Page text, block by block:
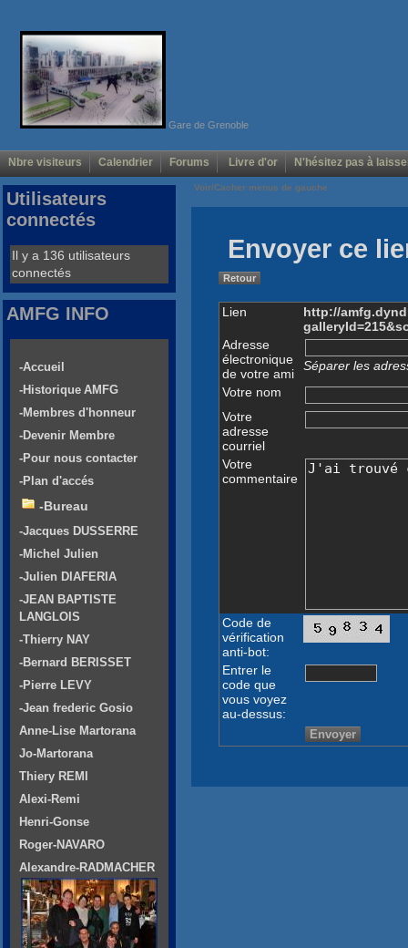
Gare de Grenoble
Nbre visiteurs Calendrier Forums Livre d'or N'hésitez pas à
Voir/Cacher menus de gauche
Envoyer ce
Retour
Lien
http://
Adresse
électronique
de votre ami
Séparer les
Votre nom
Votre
adresse
courriel
Votre
commentaire
Code de
vérification
anti-bot:
Entrer le
code que
vous voyez
au-dessus:
Utilisateurs
connectés
Il y a 136 utilisateurs
connectés
AMFG INFO
-Accueil
-Historique AMFG
-Membres d'honneur
-Devenir Membre
-Pour nous contacter
-Plan d'accés
-Bureau
-Jacques DUSSERRE
-Michel Julien
-Julien DIAFERIA
-JEAN BAPTISTE
LANGLOIS
-Thierry NAY
-Bernard BERISSET
-Pierre LEVY
-Jean frederic Gosio
Anne-Lise Martorana
Jo-Martorana
Thiery REMI
Alexi-Remi
Henri-Gonse
Roger-NAVARO
Alexandre-RADMACHER